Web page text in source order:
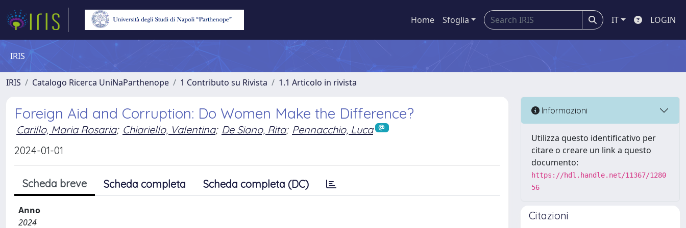
Home Sfoglia IT LOGIN
IRIS
IRIS Catalogo Ricerca UniNaParthenope 1 Contributo su Rivista 1.1 Articolo in rivista
Foreign Aid and Corruption: Do Women Make the Difference?
Carillo, Maria Rosaria; Chiariello, Valentina; De Siano, Rita; Pennacchio, Luca
2024-01-01
Scheda breve Scheda completa Scheda completa (DC)
Anno
2024
Informazioni
Utilizza questo identificativo per
citare o creare un link a questo
documento:
https://hdl.handle.net/11367/1280
56
Citazioni